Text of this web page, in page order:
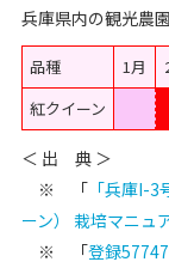
兵庫県内の観光農
品種 1月
紅クイーン
＜ 出 典 ＞
※ 「「兵庫I-3
ーン） 栽培マニュ
※ 「登録